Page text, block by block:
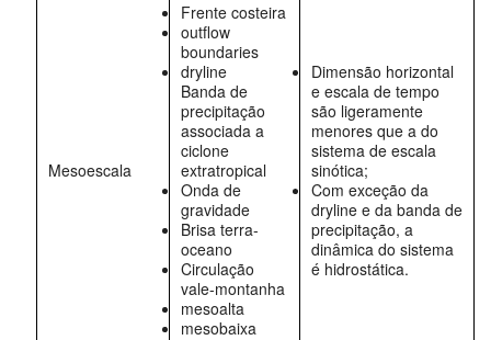
Mesoescala
Frente costeira
outflow
boundaries
dryline
Banda de
precipitação
associada a
ciclone
extratropical
Onda de
gravidade
Brisa terra-
oceano
Circulação
vale-montanha
mesoalta
mesobaixa
Dimensão horizontal
e escala de tempo
são ligeramente
menores que a do
sistema de escala
sinótica;
Com exceção da
dryline e da banda de
precipitação, a
dinâmica do sistema
é hidrostática.